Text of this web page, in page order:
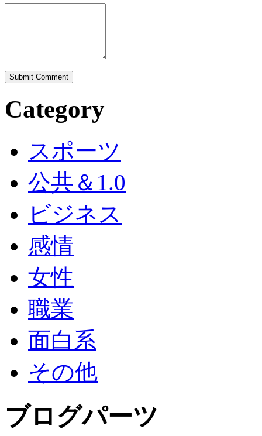
Category
スポーツ
公共＆1.0
ビジネス
感情
女性
職業
面白系
その他
ブログパーツ